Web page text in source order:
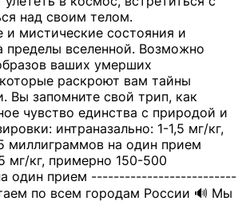
над своим телом.
и мистические состояния и
пределы вселенной. Возможно
ваших умерших
раскроют вам тайны
Вы запомните свой трип, как
чувство единства с природой и
интраназально: 1-1,5 мг/кг,
миллиграммов на один прием
мг/кг, примерно 150-500
один прием --------------------------
по всем городам России 🔊 Мы